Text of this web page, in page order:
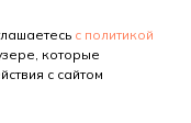
с политикой
которые
с сайтом